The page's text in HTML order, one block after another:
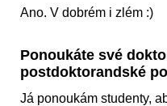
Ano. V dobrém i zlém :)
Ponoukáte své
postdoktorandské
Já ponoukám studenty,